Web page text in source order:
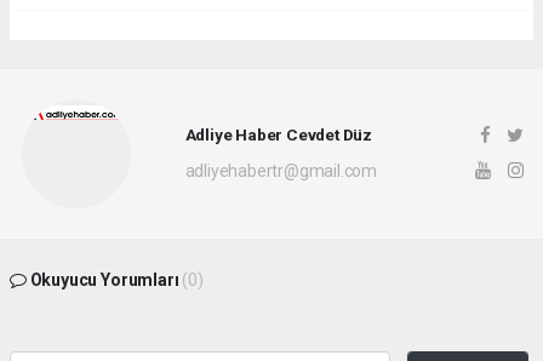
Adliye Haber Cevdet Düz
adliyehabertr@gmail.com
Okuyucu Yorumları (0)